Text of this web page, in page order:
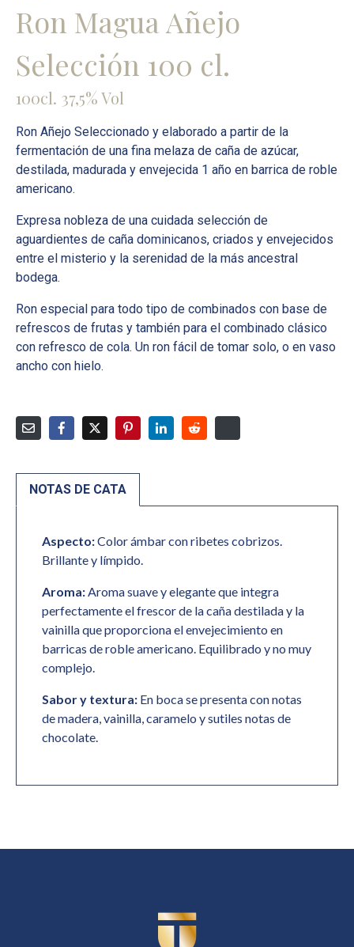
Ron Magua Añejo
Selección 100 cl.
100cl. 37,5% Vol
Ron Añejo Seleccionado y elaborado a partir de la
fermentación de una fina melaza de caña de azúcar,
destilada, madurada y envejecida 1 año en barrica de roble
americano.
Expresa nobleza de una cuidada selección de
aguardientes de caña dominicanos, criados y envejecidos
entre el misterio y la serenidad de la más ancestral
bodega.
Ron especial para todo tipo de combinados con base de
refrescos de frutas y también para el combinado clásico
con refresco de cola. Un ron fácil de tomar solo, o en vaso
ancho con hielo.
NOTAS DE CATA
Aspecto:Color ámbar con ribetes cobrizos.
Brillante y límpido.
Aroma:Aroma suave y elegante que integra
perfectamente el frescor de la caña destilada y la
vainilla que proporciona el envejecimiento en
barricas de roble americano. Equilibrado y no muy
complejo.
Sabor y textura: En boca se presenta con notas
de madera, vainilla, caramelo y sutiles notas de
chocolate.